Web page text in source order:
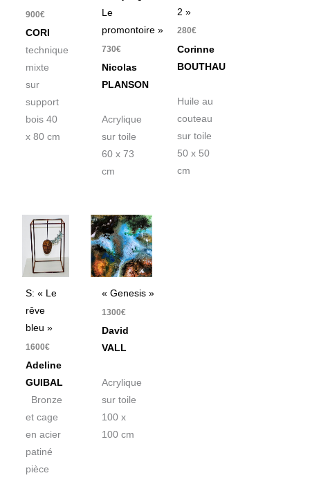
900€
CORI
technique
mixte
sur
support
bois 40
x 80 cm
Le
promontoire »
730€
Nicolas
PLANSON
Acrylique
sur toile
60 x 73
cm
2 »
280€
Corinne
BOUTHAU
Huile au
couteau
sur toile
50 x 50
cm
S: « Le
rêve
bleu »
1600€
Adeline
GUIBAL
Bronze
et cage
en acier
patiné
pièce
« Genesis »
1300€
David
VALL
Acrylique
sur toile
100 x
100 cm